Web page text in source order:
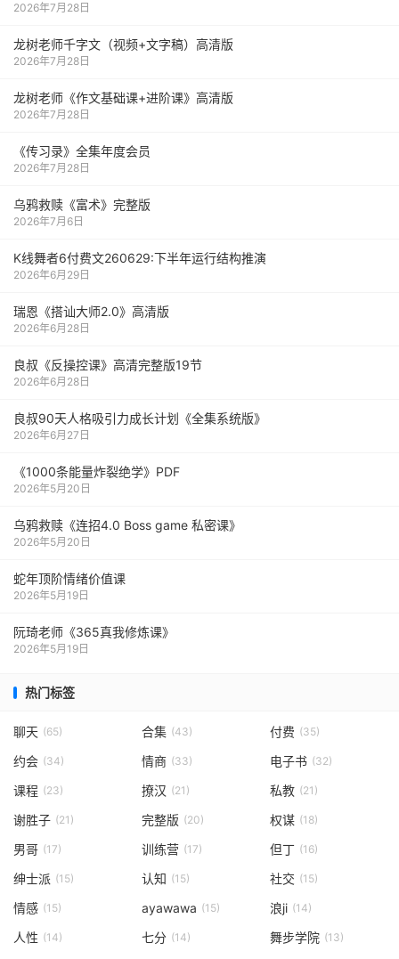
2026年7月28日
龙树老师千字文（视频+文字稿）高清版
2026年7月28日
龙树老师《作文基础课+进阶课》高清版
2026年7月28日
《传习录》全集年度会员
2026年7月28日
乌鸦救赎《富术》完整版
2026年7月6日
K线舞者6付费文260629:下半年运行结构推演
2026年6月29日
瑞恩《搭讪大师2.0》高清版
2026年6月28日
良叔《反操控课》高清完整版19节
2026年6月28日
良叔90天人格吸引力成长计划《全集系统版》
2026年6月27日
《1000‮能条‬‎量‮裂炸‬‎绝学》PDF
2026年5月20日
乌鸦救赎《连招4.0 Boss game 私密课》
2026年5月20日
蛇年顶阶情绪价值课
2026年5月19日
阮琦老师《365真我修炼课》
2026年5月19日
热门标签
聊天 (65) 合集 (43) 付费 (35)
约会 (34) 情商 (33) 电子书 (32)
课程 (23) 撩汉 (21) 私教 (21)
谢胜子 (21) 完整版 (20) 权谋 (18)
男哥 (17) 训练营 (17) 但丁 (16)
绅士派 (15) 认知 (15) 社交 (15)
情感 (15) ayawawa (15) 浪ji (14)
人性 (14) 七分 (14) 舞步学院 (13)